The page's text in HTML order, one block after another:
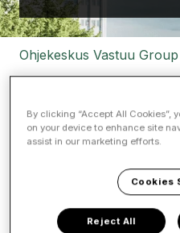
Ohjekeskus Vastuu Group
Valttikorten
By clicking “Accept All Cookies”,
on your device to enhance site
assist in our marketing efforts.
Cookies
Reject All